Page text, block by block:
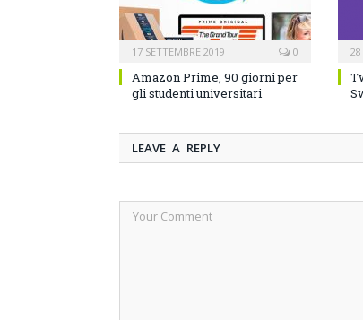
17 SETTEMBRE 2019 0
Amazon Prime, 90 giorni per
gli studenti universitari
LEAVE A REPLY